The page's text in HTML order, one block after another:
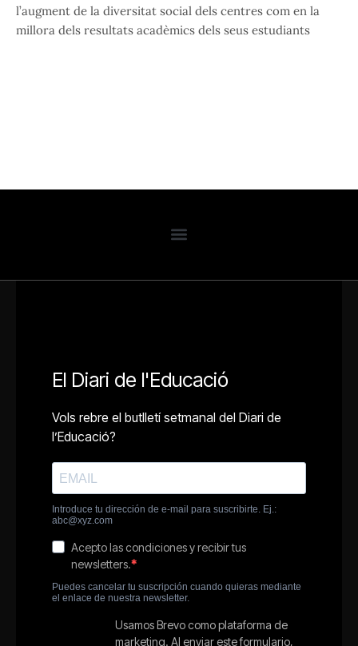
l’augment de la diversitat social dels centres com en la
millora dels resultats acadèmics dels seus estudiants